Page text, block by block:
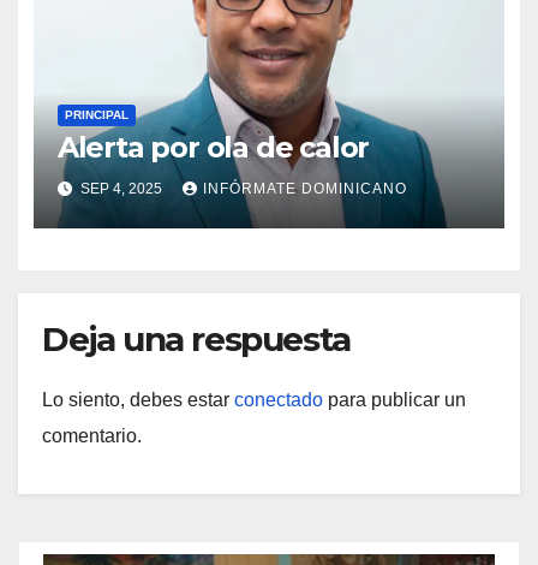
PRINCIPAL
Alerta por ola de calor
SEP 4, 2025 INFÓRMATE DOMINICANO
Deja una respuesta
Lo siento, debes estar conectado para publicar un
comentario.